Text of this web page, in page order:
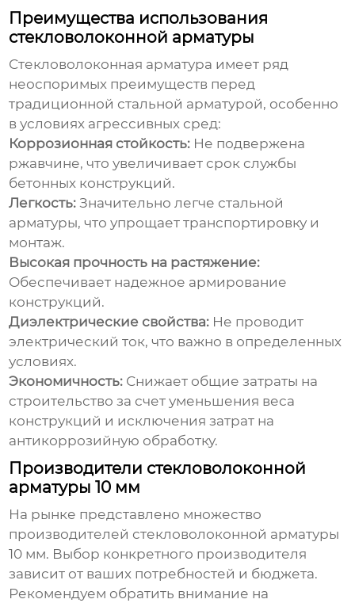
Преимущества использования
стекловолоконной арматуры
Стекловолоконная арматура имеет ряд
неоспоримых преимуществ перед
традиционной стальной арматурой, особенно
в условиях агрессивных сред:
Коррозионная стойкость: Не подвержена
ржавчине, что увеличивает срок службы
бетонных конструкций.
Легкость: Значительно легче стальной
арматуры, что упрощает транспортировку и
монтаж.
Высокая прочность на растяжение:
Обеспечивает надежное армирование
конструкций.
Диэлектрические свойства: Не проводит
электрический ток, что важно в определенных
условиях.
Экономичность: Снижает общие затраты на
строительство за счет уменьшения веса
конструкций и исключения затрат на
антикоррозийную обработку.
Производители стекловолоконной
арматуры 10 мм
На рынке представлено множество
производителей стекловолоконной арматуры
10 мм. Выбор конкретного производителя
зависит от ваших потребностей и бюджета.
Рекомендуем обратить внимание на